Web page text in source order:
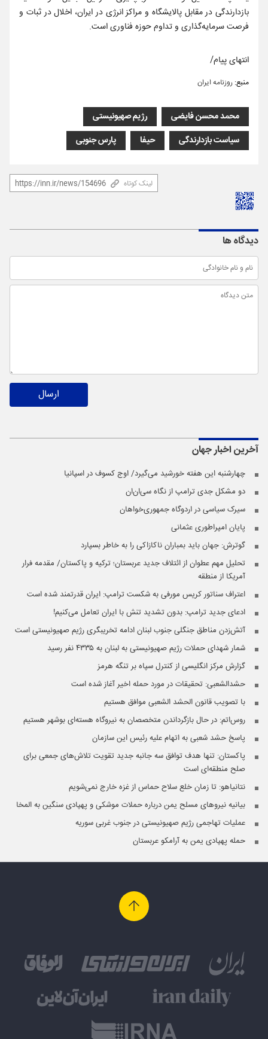
بازدارندگی در مقابل پالایشگاه و مراکز انرژی در ایران، اخلال در ثبات و
فرصت سرمایه‌گذاری و تداوم حوزه فناوری است.
انتهای پیام/
منبع: روزنامه ایران
محمد محسن فایضی
رژیم صهیونیستی
سیاست بازدارندگی
حیفا پارس جنوبی
لینک کوتاه
دیدگاه ها
ارسال
آخرین اخبارجهان
چهارشنبه این هفته خورشید می‌گیرد/ اوج کسوف در اسپانیا
دو مشکل جدی ترامپ از نگاه سی‌ان‌ان
سیرک سیاسی در اردوگاه جمهوری‌خواهان
پایان امپراطوری عثمانی
گوترش: جهان باید بمباران ناکازاکی را به‌ خاطر بسپارد
تحلیل مهم عطوان از ائتلاف جدید عربستان؛ ترکیه و پاکستان/ مقدمه‌ فرار
آمریکا از منطقه
اعتراف سناتور کریس مورفی به شکست ترامپ: ایران قدرتمند شده است
ادعای جدید ترامپ: بدون تشدید تنش با ایران تعامل می‌کنیم!
آتش‌زدن مناطق جنگلی جنوب لبنان ادامه تخریبگری رژیم صهیونیستی است
شمار شهدای حملات رژیم صهیونیستی به لبنان به ۴۳۳۵ نفر رسید
گزارش مرکز انگلیسی از کنترل سپاه بر تنگه هرمز
حشدالشعبی: تحقیقات در مورد حمله اخیر آغاز شده است
با تصویب قانون الحشد الشعبی موافق هستیم
روس‌اتم: در حال بازگرداندن متخصصان به نیروگاه هسته‌ای بوشهر هستیم
پاسخ حشد شعبی به اتهام‌ علیه رئیس این سازمان
پاکستان: تنها هدف توافق سه جانبه جدید تقویت تلاش‌های جمعی برای
صلح منطقه‌ای است
نتانیاهو: تا زمان خلع سلاح حماس از غزه خارج نمی‌شویم
بیانیه نیروهای مسلح یمن درباره حملات موشکی و پهپادی سنگین به المخا
عملیات تهاجمی رژیم صهیونیستی در جنوب غربی سوریه
حمله پهپادی یمن به آرامکو عربستان